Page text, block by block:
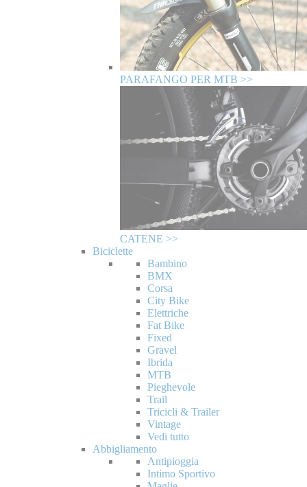
PARAFANGO PER MTB >>
CATENE >>
Biciclette
Bambino
BMX
Corsa
City Bike
Elettriche
Fat Bike
Fixed
Gravel
Ibrida
MTB
Pieghevole
Trail
Tricicli & Trailer
Vintage
Vedi tutto
Abbigliamento
Antipioggia
Intimo Sportivo